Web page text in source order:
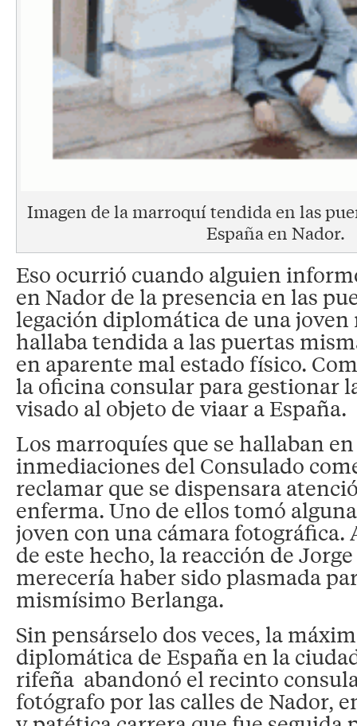
Imagen de la marroquí tendida en las
España en Nador.
Eso ocurrió cuando alguien
en Nador de la presencia en las
legación diplomática de una joven
hallaba tendida a las puertas
en aparente mal estado físico.
la oficina consular para gestionar
visado al objeto de viaar a España.
Los marroquíes que se hallaban
inmediaciones del Consulado
reclamar que se dispensara
enferma. Uno de ellos tomó
joven con una cámara fotográfica.
de este hecho, la reacción de Jorge
merecería haber sido plasmada
mismísimo Berlanga.
Sin pensárselo dos veces, la
diplomática de España en la
rifeña abandonó el recinto
fotógrafo por las calles de Nador,